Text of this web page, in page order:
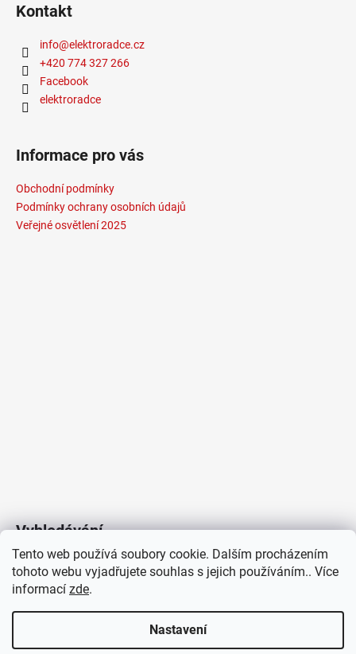
Tento web používá soubory cookie. Dalším procházením
tohoto webu vyjadřujete souhlas s jejich používáním.. Více
informací zde.
Nastavení
Kontakt
info@elektroradce.cz
+420 774 327 266
Facebook
elektroradce
Informace pro vás
Obchodní podmínky
Podmínky ochrany osobních údajů
Veřejné osvětlení 2025
Vyhledávání
HLEDAT
/
Vytvořil Shoptet
Copyright 2026